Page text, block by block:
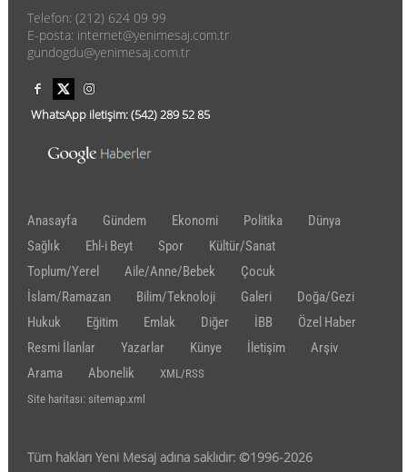
Telefon: (212) 624 09 99
E-posta: internet@yenimesaj.com.tr
gundogdu@yenimesaj.com.tr
WhatsApp iletişim:(542)289 52 85
Anasayfa Gündem Ekonomi Politika
Dünya
Sağlık
Ehl-i Beyt Spor
Kültür/Sanat
Toplum/Yerel
Aile/Anne/Bebek
Çocuk
İslam/Ramazan
Bilim/Teknoloji Galeri
Doğa/Gezi
Hukuk
Eğitim Emlak Diğer İBB
Özel Haber
Resmi İlanlar
Yazarlar Künye İletişim
Arşiv
Arama
Abonelik
XML/RSS
Site haritası: sitemap.xml
Tüm hakları Yeni Mesaj adına saklıdır: ©1996-2026